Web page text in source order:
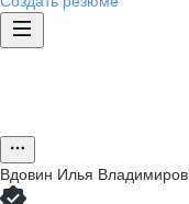
Вдовин Илья